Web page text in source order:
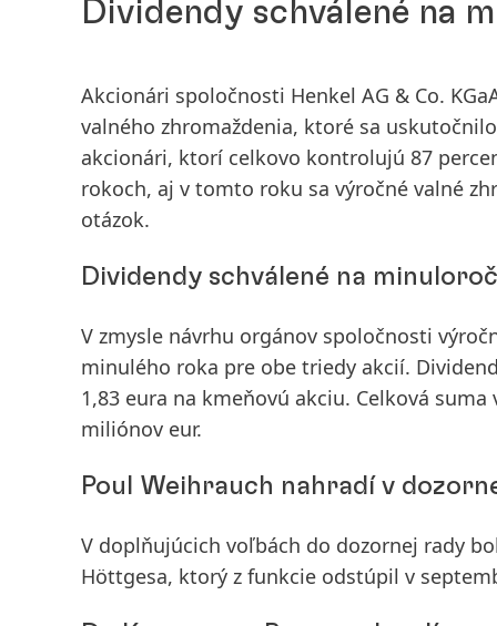
Dividendy schválené na
Akcionári spoločnosti Henkel AG & Co.
valného zhromaždenia, ktoré sa
akcionári, ktorí celkovo kontrolujú 87
rokoch, aj v tomto roku sa výročné valné
otázok.
Dividendy schválené na
V zmysle návrhu orgánov spoločnosti
minulého roka pre obe triedy akcií.
1,83 eura na kmeňovú akciu. Celková
miliónov eur.
Poul Weihrauch nahradí v
V doplňujúcich voľbách do dozornej rady
Höttgesa, ktorý z funkcie odstúpil v